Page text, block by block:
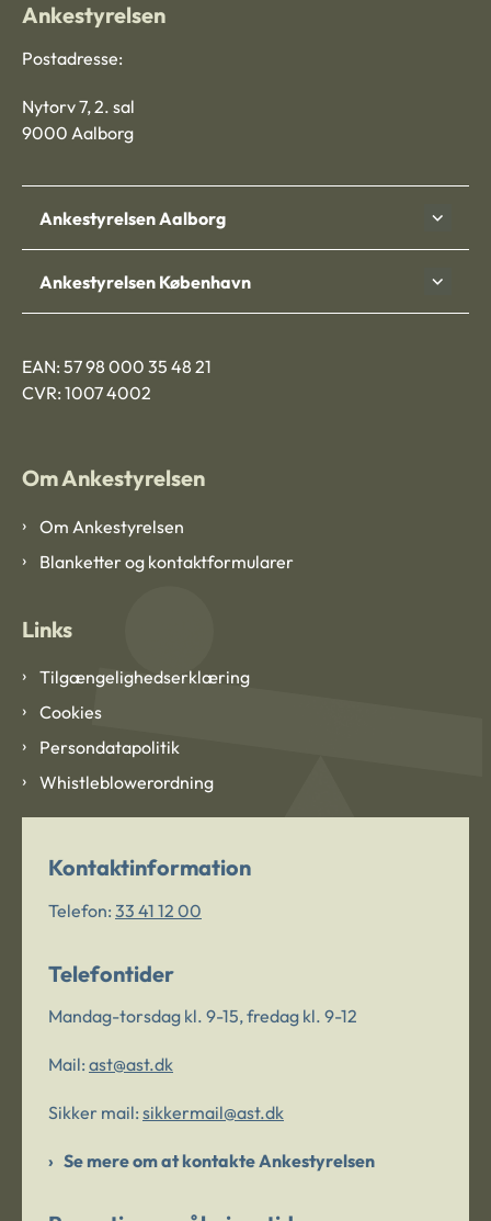
Ankestyrelsen
Postadresse:
Nytorv 7, 2. sal
9000 Aalborg
Ankestyrelsen Aalborg
Ankestyrelsen København
EAN: 57 98 000 35 48 21
CVR: 1007 4002
Om Ankestyrelsen
Om Ankestyrelsen
Blanketter og kontaktformularer
Links
Tilgængelighedserklæring
Cookies
Persondatapolitik
Whistleblowerordning
Kontaktinformation
Telefon: 33 41 12 00
Telefontider
Mandag-torsdag kl. 9-15, fredag kl. 9-12
Mail: ast@ast.dk
Sikker mail: sikkermail@ast.dk
Se mere om at kontakte Ankestyrelsen